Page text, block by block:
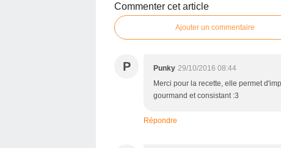
Commenter cet article
Ajouter un commentaire
P Punky 29/10/2016 08:44
Merci pour la recette, elle permet
gourmand et consistant :3
Répondre